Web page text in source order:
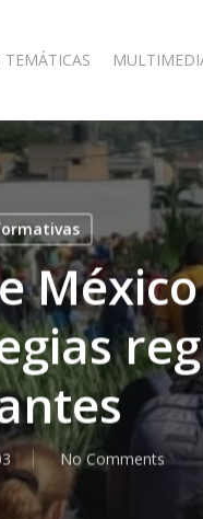
TEMÁTICAS
No Comments